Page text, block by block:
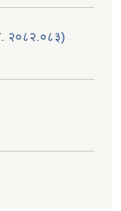
२०८२.०८३)